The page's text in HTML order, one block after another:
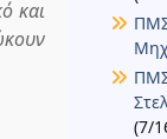
και
(7/